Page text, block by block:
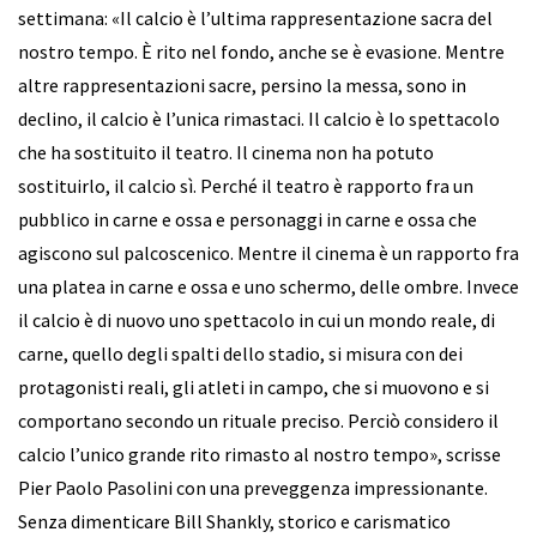
settimana: «Il calcio è l’ultima rappresentazione sacra del
nostro tempo. È rito nel fondo, anche se è evasione. Mentre
altre rappresentazioni sacre, persino la messa, sono in
declino, il calcio è l’unica rimastaci. Il calcio è lo spettacolo
che ha sostituito il teatro. Il cinema non ha potuto
sostituirlo, il calcio sì. Perché il teatro è rapporto fra un
pubblico in carne e ossa e personaggi in carne e ossa che
agiscono sul palcoscenico. Mentre il cinema è un rapporto fra
una platea in carne e ossa e uno schermo, delle ombre. Invece
il calcio è di nuovo uno spettacolo in cui un mondo reale, di
carne, quello degli spalti dello stadio, si misura con dei
protagonisti reali, gli atleti in campo, che si muovono e si
comportano secondo un rituale preciso. Perciò considero il
calcio l’unico grande rito rimasto al nostro tempo», scrisse
Pier Paolo Pasolini con una preveggenza impressionante.
Senza dimenticare Bill Shankly, storico e carismatico